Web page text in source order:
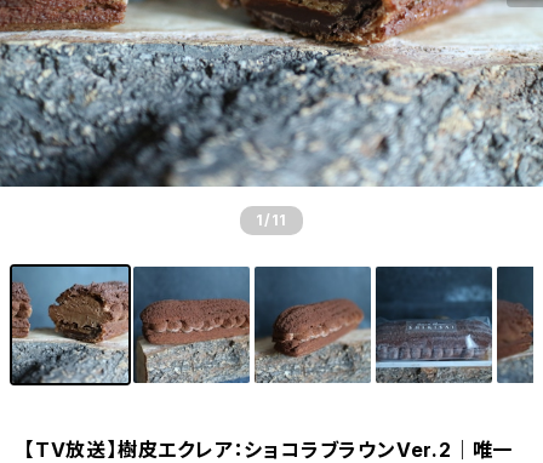
1 /11
【TV放送】樹皮エクレア：ショコラブラウンVer.2｜唯一